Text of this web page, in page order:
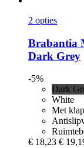
2 opties
Brabantia
Dark Grey
-5%
Dark
White
Met
€ 18,23 €